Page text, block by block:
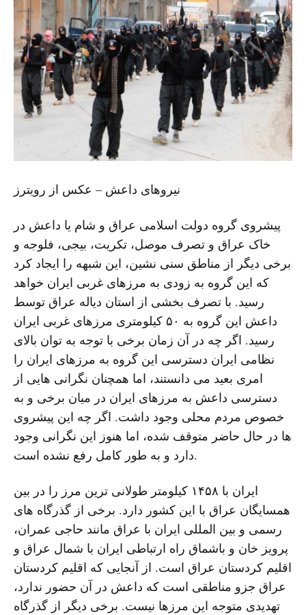
نیروهای داعش – عکس از رویترز
پیشروى گروه دولت اسلامى عراق و شام یا داعش در
خاک عراق و تصرف موصل، تکریت، بیجی، فلوجه و
برخی دیگر از مناطق سنى نشین، این شبهه را ایجاد کرد
که این گروه به زودی به مرزهاى غربى ایران خواهد
رسید. با تصرف بخشى از استان دیاله عراق توسط
داعش این گروه به ۵٠ کیلومترى مرزهاى غربی ایران
رسید. اگر چه در آن زمان برخى با توجه به توان بالاى
نظامى ایران دسترسى این گروه به مرزهاى ایران را
امرى بعید مى دانستند، اما همچنان نگرانى هایى از
دسترسى داعش به مرزهاى ایران در میان برخى و به
خصوص مردم محلى وجود داشت. اگر چه این پیشروى
ها در حال حاضر متوقف شده، اما هنوز این نگرانى وجود
دارد و به طور کامل رفع نشده است.
ایران با ١۴۵٨ کیلومتر طولانى ترین مرز را در بین
همسایگان عراق با این کشور دارد. برخى از گذرگاه هاى
رسمى و بین المللى ایران با عراق مانند حاجى عمران،
پرویز خان و باشماق راه ارتباطى ایران با شمال عراق و
اقلیم کردستان عراق است. از آنجایى که اقلیم کردستان
عراق جزو مناطقى است که داعش در آن حضور ندارد،
تهدیدى متوجه این مرزها نیست. برخی دیگر از گذرگاه